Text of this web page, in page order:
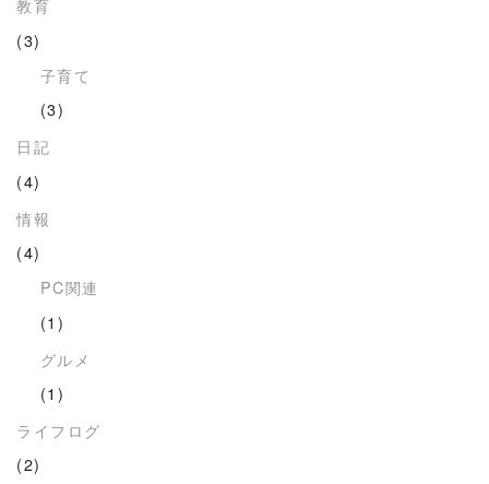
教育
(3)
子育て
(3)
日記
(4)
情報
(4)
PC関連
(1)
グルメ
(1)
ライフログ
(2)